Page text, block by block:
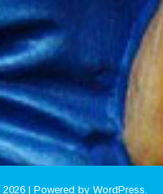
2026 | Powered by WordPress.